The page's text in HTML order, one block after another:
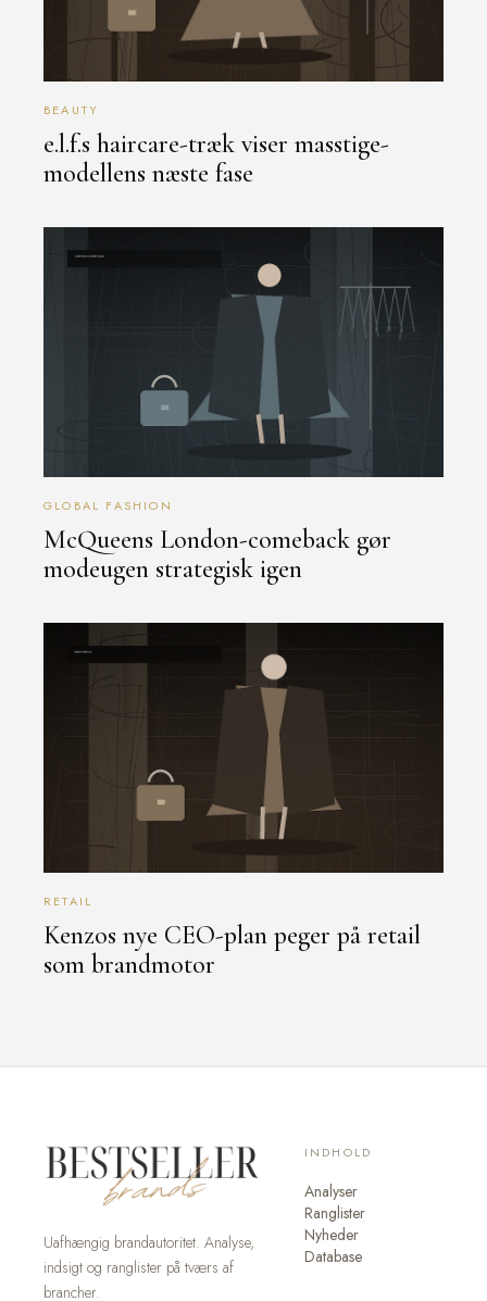
BEAUTY
e.l.f.s haircare-træk viser masstige-
modellens næste fase
GLOBAL FASHION
McQueens London-comeback gør
modeugen strategisk igen
RETAIL
Kenzos nye CEO-plan peger på retail
som brandmotor
Uafhængig brandautoritet. Analyse,
indsigt og ranglister på tværs af
brancher.
INDHOLD
Analyser
Ranglister
Nyheder
Database